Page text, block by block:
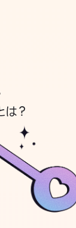
は？